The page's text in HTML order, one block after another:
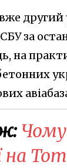
другий
за
на
на